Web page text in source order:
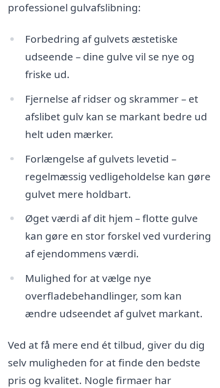
professionel gulvafslibning:
Forbedring af gulvets æstetiske
udseende – dine gulve vil se nye og
friske ud.
Fjernelse af ridser og skrammer – et
afslibet gulv kan se markant bedre ud
helt uden mærker.
Forlængelse af gulvets levetid –
regelmæssig vedligeholdelse kan gøre
gulvet mere holdbart.
Øget værdi af dit hjem – flotte gulve
kan gøre en stor forskel ved vurdering
af ejendommens værdi.
Mulighed for at vælge nye
overfladebehandlinger, som kan
ændre udseendet af gulvet markant.
Ved at få mere end ét tilbud, giver du dig
selv muligheden for at finde den bedste
pris og kvalitet. Nogle firmaer har